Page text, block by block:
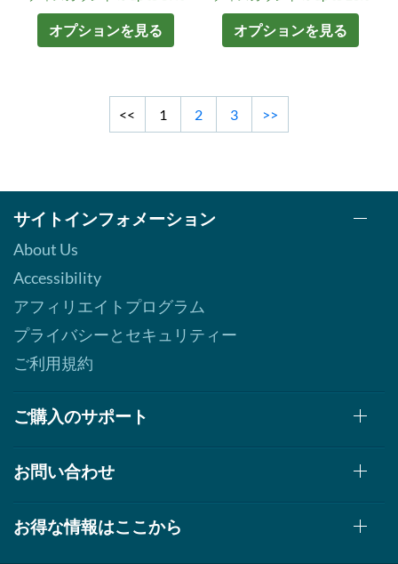
オプションを見る オプションを見る
<< 1 2 3 >>
サイトインフォメーション
About Us
Accessibility
アフィリエイトプログラム
プライバシーとセキュリティー
ご利用規約
ご購入のサポート
お問い合わせ
お得な情報はここから